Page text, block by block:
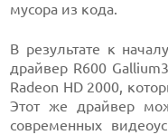
мусора из кода.
В результате к
драйвер R600
Radeon HD 2000,
Этот же драйвер
современных